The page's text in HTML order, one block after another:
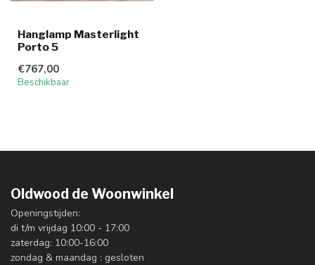
Hanglamp Masterlight
Porto 5
€767,00
Beschikbaar
Oldwood de Woonwinkel
Openingstijden:
di t/m vrijdag 10:00 - 17:00
zaterdag: 10:00-16:00
zondag & maandag : gesloten